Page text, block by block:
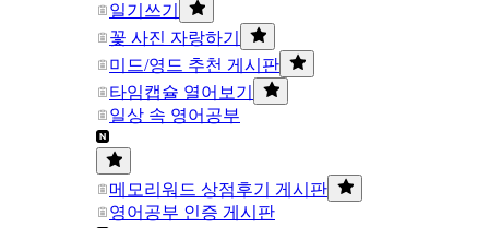
일기쓰기
꽃 사진 자랑하기
미드/영드 추천 게시판
타임캡슐 열어보기
일상 속 영어공부
메모리워드 상점후기 게시판
영어공부 인증 게시판